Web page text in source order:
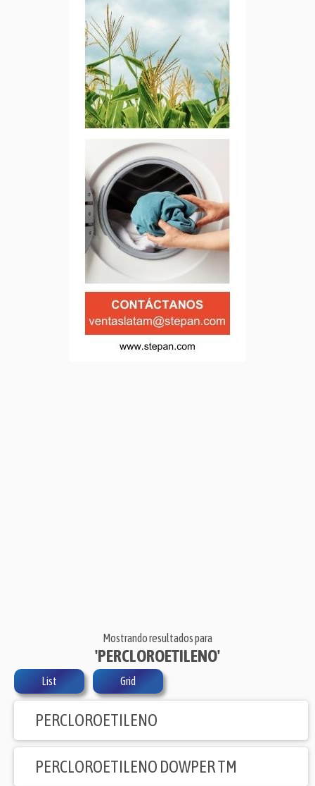
Mostrando resultados para
'PERCLOROETILENO'
List Grid
PERCLOROETILENO
PERCLOROETILENO DOWPER TM